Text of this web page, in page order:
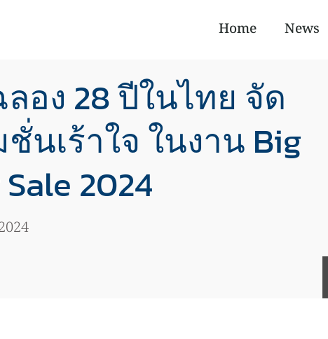
Home News
อง 28 ปีในไทย จัด
นเร้าใจ ในงาน Big
2024